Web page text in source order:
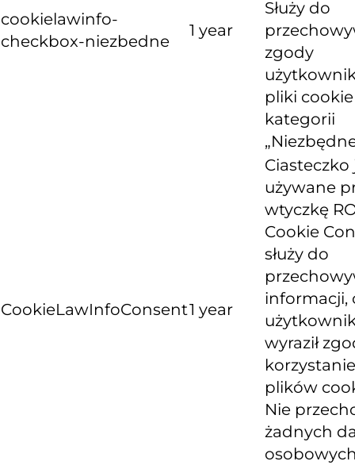
cookielawinfo-
checkbox-niezbedne
1 year
Służy do
zgody
pliki
kategorii
CookieLawInfoConsent1 year
Ciasteczko
używane
wtyczkę
Cookie
służy do
informacji,
wyraził
plików
Nie
żadnych